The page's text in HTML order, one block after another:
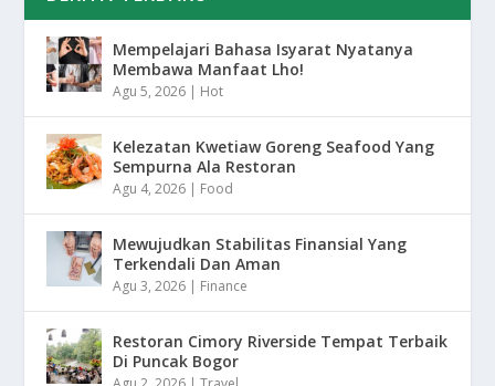
Mempelajari Bahasa Isyarat Nyatanya
Membawa Manfaat Lho!
Agu 5, 2026 Hot
Kelezatan Kwetiaw Goreng Seafood Yang
Sempurna Ala Restoran
Agu 4, 2026 Food
Mewujudkan Stabilitas Finansial Yang
Terkendali Dan Aman
Agu 3, 2026 Finance
Restoran Cimory Riverside Tempat Terbaik
Di Puncak Bogor